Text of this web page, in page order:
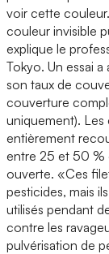
voir cette
couleur invisible
explique le
Tokyo. Un essai
son taux de
couverture
uniquement).
entièrement
entre 25 et 50 %
ouverte. «Ces
pesticides, mais
utilisés pendant
contre les
pulvérisation de